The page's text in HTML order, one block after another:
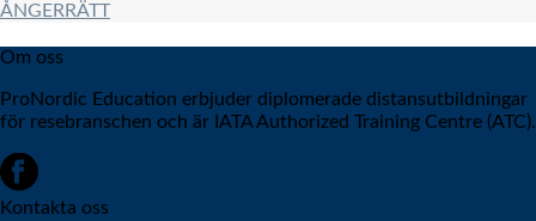
ÅNGERRÄTT
Om oss
ProNordic Education erbjuder diplomerade distansutbildningar
för resebranschen och är IATA Authorized Training Centre (ATC).
Kontakta oss